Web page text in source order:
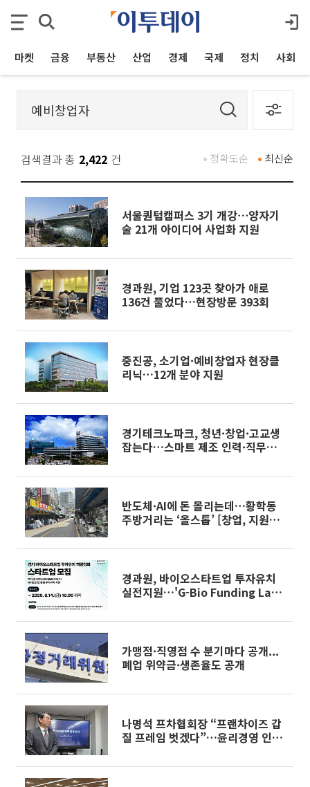
마켓 금융 부동산 산업 경제 국제 정치 사회
검색결과 총 2,422 건 최신순
정확도순
서울퀀텀캠퍼스 3기 개강⋯양자기
술 21개 아이디어 사업화 지원
경과원, 기업 123곳 찾아가 애로
136건 풀었다…현장방문 393회
중진공, 소기업·예비창업자 현장클
리닉…12개 분야 지원
경기테크노파크, 청년·창업·고교생
잡는다…스마트 제조 인력·직무투
반도체·AI에 돈 몰리는데…황학동
주방거리는 ‘올스톱’ [창업, 지원에
경과원, 바이오스타트업 투자유치
실전지원…'G-Bio Funding Lab'
가맹점·직영점 수 분기마다 공개...
폐업 위약금·생존율도 공개
나명석 프차협회장 “프랜차이즈 갑
질 프레임 벗겠다”…윤리경영 인증